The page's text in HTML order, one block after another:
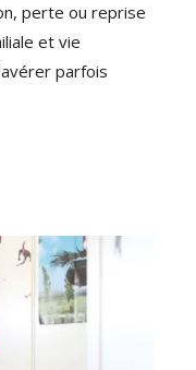
perte ou reprise
et vie
parfois